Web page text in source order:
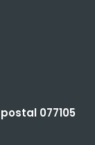
077105